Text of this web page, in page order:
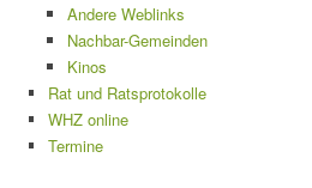
Andere Weblinks
Nachbar-Gemeinden
Kinos
Rat und Ratsprotokolle
WHZ online
Termine